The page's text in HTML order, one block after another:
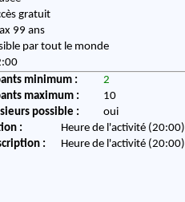
gratuit
99 ans
par tout le monde
minimum :
2
maximum :
10
possible :
oui
:
Heure de l'activité (20:00)
:
Heure de l'activité (20:00)